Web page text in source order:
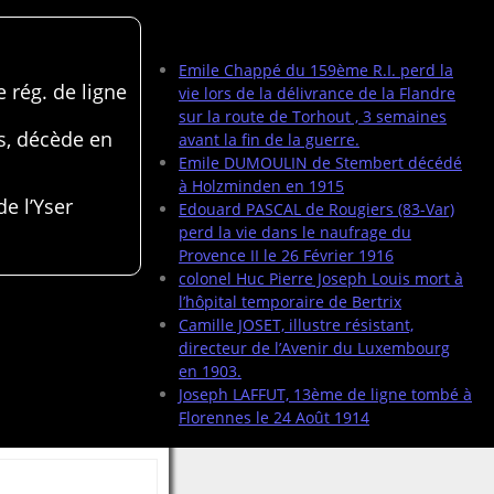
Emile Chappé du 159ème R.I. perd la
vie lors de la délivrance de la Flandre
sur la route de Torhout , 3 semaines
avant la fin de la guerre.
Emile DUMOULIN de Stembert décédé
à Holzminden en 1915
Edouard PASCAL de Rougiers (83-Var)
perd la vie dans le naufrage du
Provence II le 26 Février 1916
colonel Huc Pierre Joseph Louis mort à
l’hôpital temporaire de Bertrix
Camille JOSET, illustre résistant,
directeur de l’Avenir du Luxembourg
en 1903.
Joseph LAFFUT, 13ème de ligne tombé à
Florennes le 24 Août 1914
rég. de ligne
décède en
l’Yser